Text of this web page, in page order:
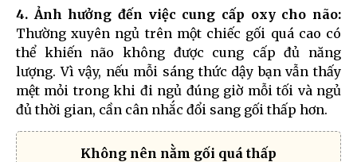
4. Ảnh hưởng đến việc cung cấp oxy cho não:
Thường xuyên ngủ trên một chiếc gối quá cao có
thể khiến não không được cung cấp đủ năng
lượng. Vì vậy, nếu mỗi sáng thức dậy bạn vẫn thấy
mệt mỏi trong khi đi ngủ đúng giờ mỗi tối và ngủ
đủ thời gian, cần cân nhắc đổi sang gối thấp hơn.
Không nên nằm gối quá thấp